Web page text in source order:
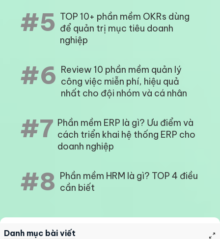
#5 TOP 10+ phần mềm OKRs dùng
để quản trị mục tiêu doanh
nghiệp
#6 Review 10 phần mềm quản lý
công việc miễn phí, hiệu quả
nhất cho đội nhóm và cá nhân
#7 Phần mềm ERP là gì? Ưu điểm và
cách triển khai hệ thống ERP cho
doanh nghiệp
#8 Phần mềm HRM là gì? TOP 4 điều
cần biết
Danh mục bài viết